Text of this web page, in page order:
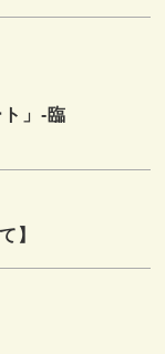
ト」-臨
】